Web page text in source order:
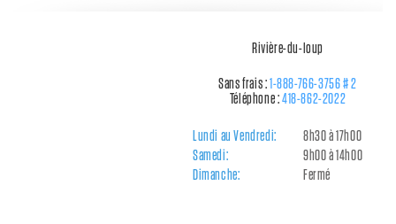
Rivière-du-loup
Sans frais :1-888-766-3756 # 2
Téléphone :418-862-2022
Lundi au Vendredi:
8h30 à 17h00
Samedi:
9h00 à 14h00
Dimanche:
Fermé